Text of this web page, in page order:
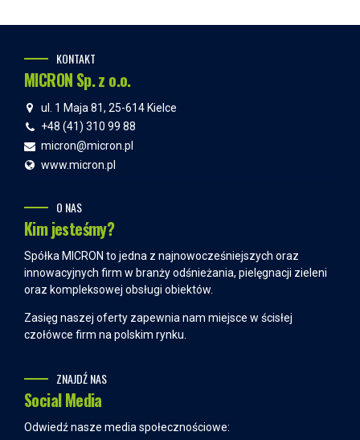
KONTAKT
MICRON Sp. z o.o.
ul. 1 Maja 81, 25-614 Kielce
+48 (41) 310 99 88
micron@micron.pl
www.micron.pl
O NAS
Kim jesteśmy?
Spółka MICRON to jedna z najnowocześniejszych oraz
innowacyjnych firm w branży odśnieżania, pielęgnacji zieleni
oraz kompleksowej obsługi obiektów.
Zasięg naszej oferty zapewnia nam miejsce w ścisłej
czołówce firm na polskim rynku.
ZNAJDŹ NAS
Social Media
Odwiedź nasze media społecznościowe: